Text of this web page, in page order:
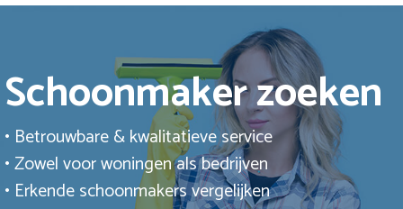
Schoonmaker zoeken
• Betrouwbare & kwalitatieve service
• Zowel voor woningen als bedrijven
• Erkende schoonmakers vergelijken